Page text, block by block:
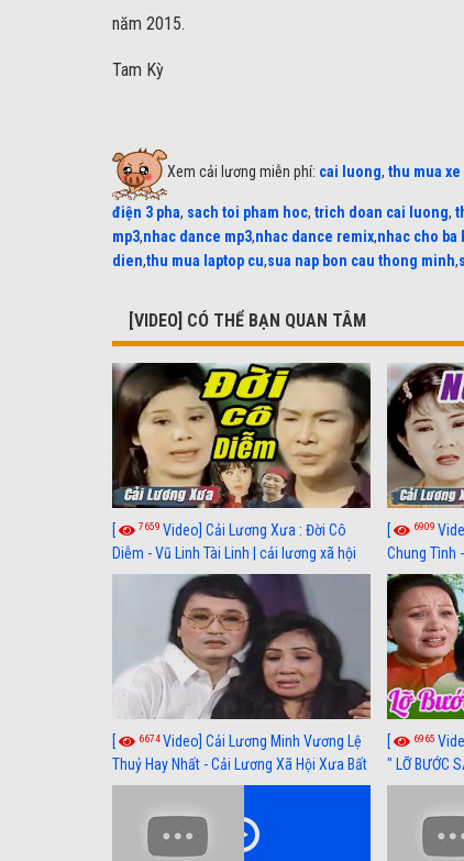
năm 2015.
Tam Kỳ
Xem cải lương miễn phí: cai luong, thu mua
điện 3 pha, sach toi pham hoc, trich doan cai luong,
mp3,nhac dance mp3,nhac dance remix,nhac cho ba
dien,thu mua laptop cu,sua nap bon cau thong minh,
[VIDEO] CÓ THỂ BẠN QUAN TÂM
[ 7659 Video] Cải Lương Xưa : Đời Cô
Diễm - Vũ Linh Tài Linh | cải lương xã hội
hay nhất
[ 6909
Chung Tình
lương xã
[ 6674Video] Cải Lương Minh Vương Lệ
Thuỷ Hay Nhất - Cải Lương Xã Hội Xưa Bất
Hủ
[ 6965
" LỠ BƯỚC
Thuỷ,